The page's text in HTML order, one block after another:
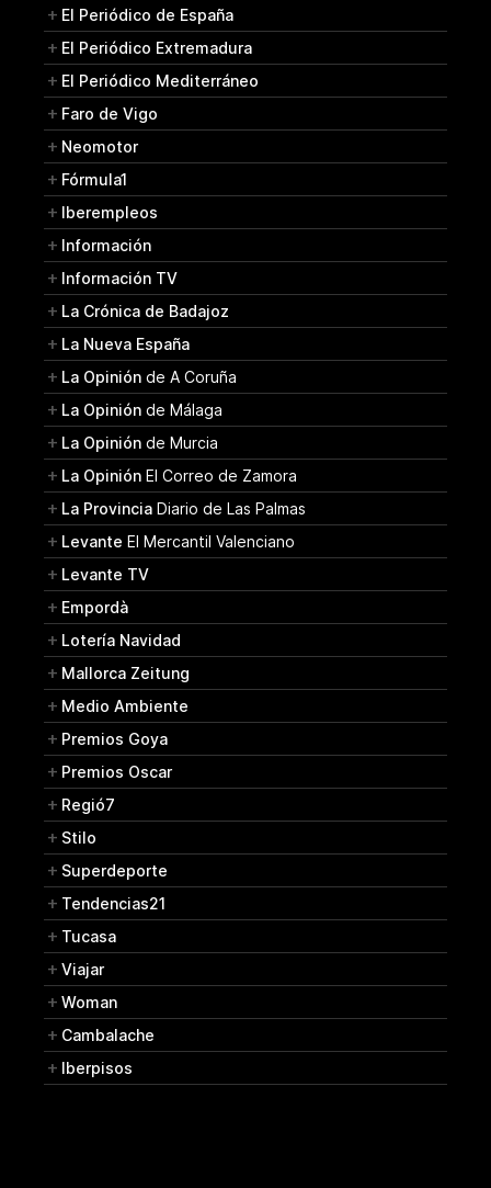
El Periódico de España
El Periódico Extremadura
El Periódico Mediterráneo
Faro de Vigo
Neomotor
Fórmula1
Iberempleos
Información
Información TV
La Crónica de Badajoz
La Nueva España
La Opinión de A Coruña
La Opinión de Málaga
La Opinión de Murcia
La Opinión El Correo de Zamora
La Provincia Diario de Las Palmas
Levante El Mercantil Valenciano
Levante TV
Empordà
Lotería Navidad
Mallorca Zeitung
Medio Ambiente
Premios Goya
Premios Oscar
Regió7
Stilo
Superdeporte
Tendencias21
Tucasa
Viajar
Woman
Cambalache
Iberpisos